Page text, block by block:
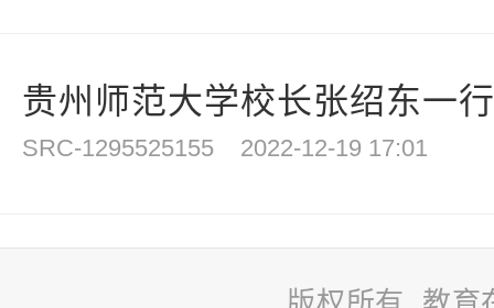
贵州师范大学校长张绍东一
SRC-1295525155 2022-12-19 17:01